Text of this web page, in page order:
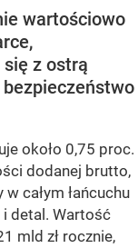
wartościowo
z ostrą
około 0,75 proc.
dodanej brutto,
całym łańcuchu
detal. Wartość
mld zł rocznie,